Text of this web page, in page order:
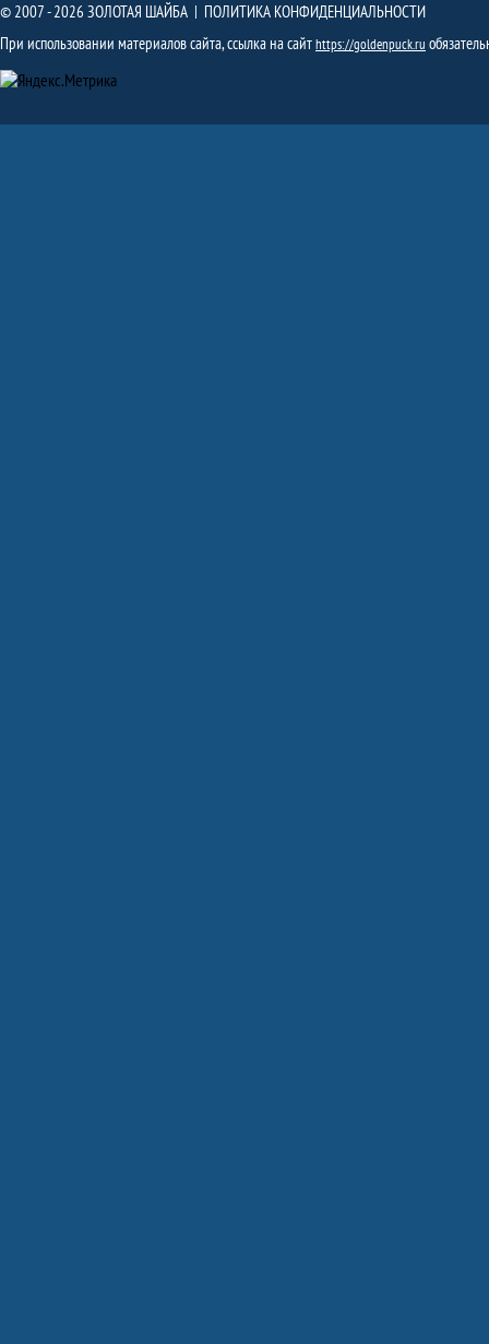
© 2007 - 2026 ЗОЛОТАЯ ШАЙБА | ПОЛИТИКА КОНФИДЕНЦИАЛЬНОСТИ
При использовании материалов сайта, ссылка на сайтhttps://goldenpuck.ru